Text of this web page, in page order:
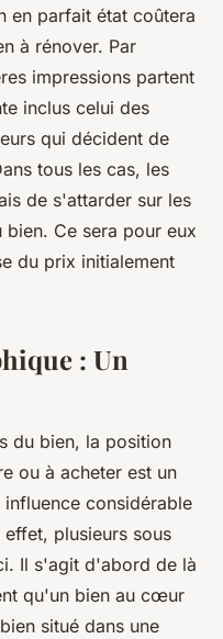
en parfait état coûtera
à rénover. Par
impressions partent
inclus celui des
qui décident de
tous les cas, les
de s'attarder sur les
Ce sera pour eux
du prix initialement
: Un
du bien, la position
ou à acheter est un
considérable
plusieurs sous
Il s'agit d'abord de là
qu'un bien au cœur
situé dans une